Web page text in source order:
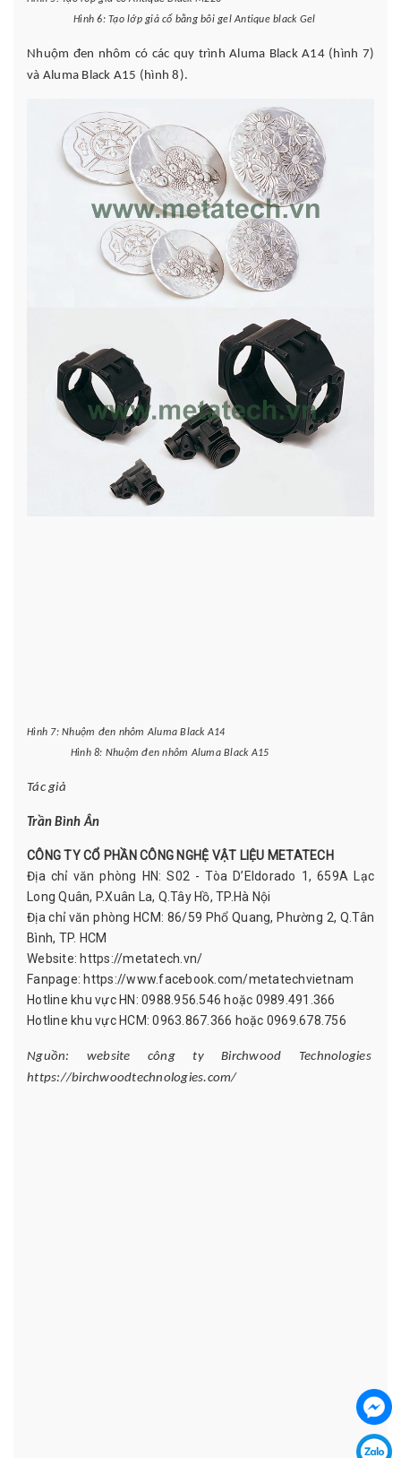
Hình 6: Tạo lớp giả cổ bằng bôi gel Antique black Gel
Nhuộm đen nhôm có các quy trình Aluma Black A14 (hình 7)
và Aluma Black A15 (hình 8).
Hình 7: Nhuộm đen nhôm Aluma Black A14
Hình 8: Nhuộm đen nhôm Aluma Black A15
Tác giả
Trần Bình Ân
CÔNG TY CỔ PHẦN CÔNG NGHỆ VẬT LIỆU METATECH
Địa chỉ văn phòng HN: S02 - Tòa D’Eldorado 1, 659A Lạc
Long Quân, P.Xuân La, Q.Tây Hồ, TP.Hà Nội
Địa chỉ văn phòng HCM: 86/59 Phổ Quang, Phường 2, Q.Tân
Bình, TP. HCM
Website: https://metatech.vn/
Fanpage: https://www.facebook.com/metatechvietnam
Hotline khu vực HN: 0988.956.546 hoặc 0989.491.366
Hotline khu vực HCM: 0963.867.366 hoặc 0969.678.756
Nguồn: website công ty Birchwood Technologies
https://birchwoodtechnologies.com/